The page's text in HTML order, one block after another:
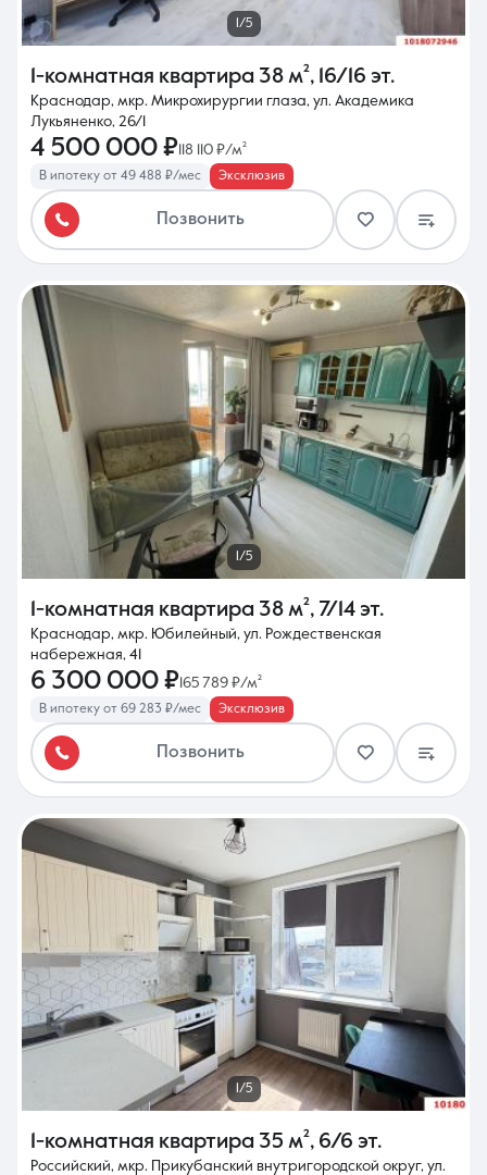
1/5
1-комнатная квартира 38 м², 16/16 эт.
Краснодар, мкр. Микрохирургии глаза, ул. Академика
Лукьяненко, 26/1
4 500 000 ₽ 118 110 ₽/м²
В ипотеку от 49 488 ₽/мес Эксклюзив
Позвонить
1/5
1-комнатная квартира 38 м², 7/14 эт.
Краснодар, мкр. Юбилейный, ул. Рождественская
набережная, 41
6 300 000 ₽165 789 ₽/м²
В ипотеку от 69 283 ₽/мес Эксклюзив
Позвонить
1/5
1-комнатная квартира 35 м², 6/6 эт.
Российский, мкр. Прикубанский внутригородской округ, ул.